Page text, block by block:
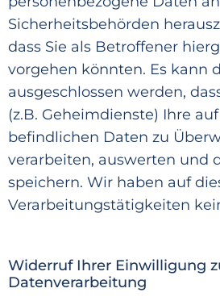
Sicherheitsbehörden
dass Sie als Betroffener
vorgehen könnten. Es kann
ausgeschlossen werden,
(z.B. Geheimdienste) Ihre auf
befindlichen Daten zu
verarbeiten, auswerten und
speichern. Wir haben auf
Verarbeitungstätigkeiten
Widerruf Ihrer Einwilligung
Datenverarbeitung